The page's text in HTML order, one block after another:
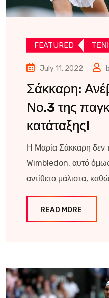
FEATURED
July 11, 2022
Σάκκαρη:
Νο.3 της
κατάταξης!
Η Μαρία Σάκκαρη δεν
Wimbledon, αυτό όμως
αντίθετο μάλιστα,
READ MORE